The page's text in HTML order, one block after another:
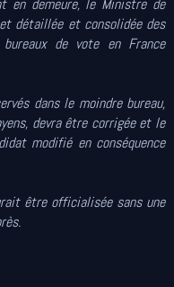
en demeure, le Ministre de
détaillée et consolidée des
de vote en France
dans le moindre bureau,
devra être corrigée et le
modifié en conséquence
être officialisée sans une